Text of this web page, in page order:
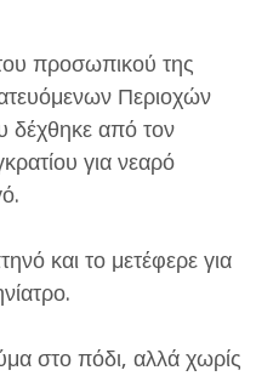
προσωπικού της
Περιοχών
δέχθηκε από τον
για νεαρό
και το μετέφερε για
στο πόδι, αλλά χωρίς